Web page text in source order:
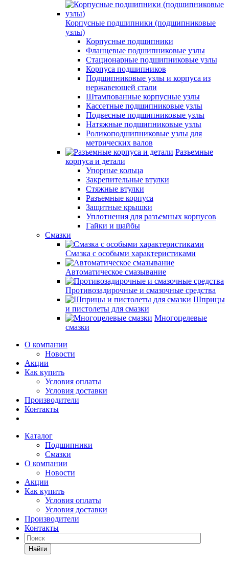
Корпусные подшипники (подшипниковые
узлы)
Корпусные подшипники
Фланцевые подшипниковые узлы
Стационарные подшипниковые узлы
Корпуса подшипников
Подшипниковые узлы и корпуса из
нержавеющей стали
Штампованные корпусные узлы
Кассетные подшипниковые узлы
Подвесные подшипниковые узлы
Натяжные подшипниковые узлы
Роликоподшипниковые узлы для
метрических валов
Разъемные
корпуса и детали
Упорные кольца
Закрепительные втулки
Стяжные втулки
Разъемные корпуса
Защитные крышки
Уплотнения для разъемных корпусов
Гайки и шайбы
Смазки
Смазка с особыми характеристиками
Автоматическое смазывание
Противозадирочные и смазочные средства
Шприцы
и пистолеты для смазки
Многоцелевые
смазки
О компании
Новости
Акции
Как купить
Условия оплаты
Условия доставки
Производители
Контакты
Каталог
Подшипники
Смазки
О компании
Новости
Акции
Как купить
Условия оплаты
Условия доставки
Производители
Контакты
Найти